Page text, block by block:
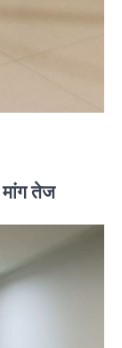
मांग तेज